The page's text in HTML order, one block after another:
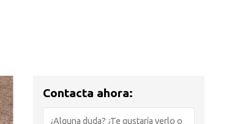
Contacta ahora: